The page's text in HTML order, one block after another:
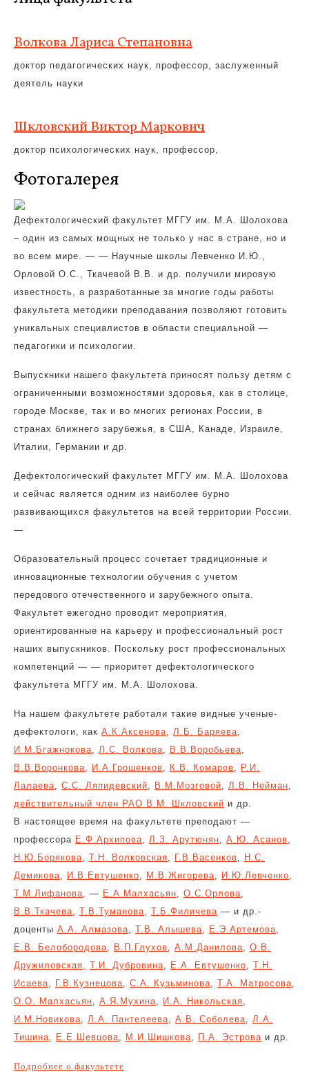
Волкова Лариса Степановна
доктор педагогических наук, профессор, заслуженный
деятель науки
Шкловский Виктор Маркович
доктор психологических наук, профессор,
Фотогалерея
Дефектологический факультет МГГУ им. М.А. Шолохова
– один из самых мощных не только у нас в стране, но и
во всем мире. — — Научные школы Левченко И.Ю.,
Орловой О.С., Ткачевой В.В. и др. получили мировую
известность, а разработанные за многие годы работы
факультета методики преподавания позволяют готовить
уникальных специалистов в области специальной —
педагогики и психологии.
Выпускники нашего факультета приносят пользу детям с
ограниченными возможностями здоровья, как в столице,
городе Москве, так и во многих регионах России, в
странах ближнего зарубежья, в США, Канаде, Израиле,
Италии, Германии и др.
Дефектологический факультет МГГУ им. М.А. Шолохова
и сейчас является одним из наиболее бурно
развивающихся факультетов на всей территории России.
—
Образовательный процесс сочетает традиционные и
инновационные технологии обучения с учетом
передового отечественного и зарубежного опыта.
Факультет ежегодно проводит мероприятия,
ориентированные на карьеру и профессиональный рост
наших выпускников. Поскольку рост профессиональных
компетенций — — приоритет дефектологического
факультета МГГУ им. М.А. Шолохова.
На нашем факультете работали такие видные ученые-
дефектологи, как А.К.Аксенова, Л.Б. Баряева,
И.М.Бгажнокова, Л.С. Волкова, В.В.Воробьева,
В.В.Воронкова, И.А.Грошенков, К.В. Комаров, Р.И.
Лалаева, С.С. Ляпидевский, В.М.Мозговой, Л.В. Нейман,
действительный член РАО В.М. Шкловский и др.
В настоящее время на факультете преподают —
профессора Е.Ф.Архипова, Л.З. Арутюнян, А.Ю. Асанов,
Н.Ю.Борякова, Т.Н. Волковская, Г.В.Васенков, Н.С.
Демикова, И.В.Евтушенко, М.В.Жигорева, И.Ю.Левченко,
Т.М.Лифанова, — Е.А.Малхасьян, О.С.Орлова,
В.В.Ткачева, Т.В.Туманова, Т.Б.Филичева — и др.-
доценты А.А. Алмазова, Т.В. Алышева, Е.Э.Артемова,
Е.В. Белобородова, В.П.Глухов, А.М.Данилова, О.В.
Дружиловская, Т.И. Дубровина, Е.А. Евтушенко, Т.Н.
Исаева, Г.В.Кузнецова, С.А. Кузьминова, Т.А. Матросова,
О.О. Малхасьян, А.Я.Мухина, И.А. Никольская,
И.М.Новикова, Л.А. Пантелеева, А.В. Соболева, Л.А.
Тишина, Е.Е.Шевцова, М.И.Шишкова, П.А. Эстрова и др.
Подробнее о факультете